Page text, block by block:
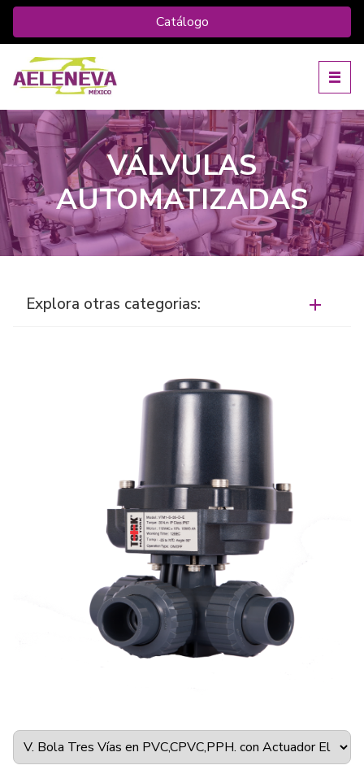
Catálogo
VÁLVULAS
AUTOMATIZADAS
Explora otras categorias: